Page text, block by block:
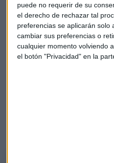
puede no requerir de su
el derecho de rechazar tal
preferencias se aplicarán solo
cambiar sus preferencias o
cualquier momento volviendo
el botón "Privacidad" en la
Bitcóin
Hoy comienza los ETF del
analista comenta que “es un
y